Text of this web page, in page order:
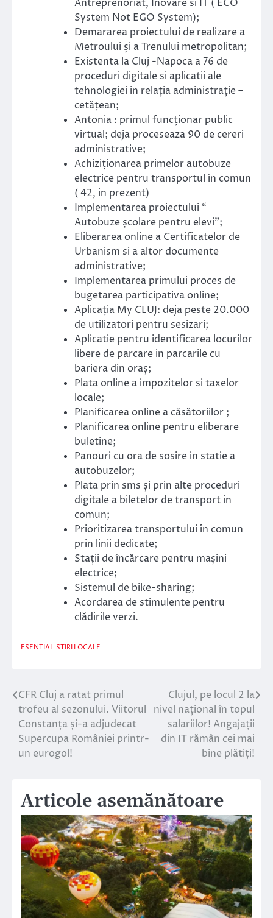
Antreprenoriat, Inovare si IT ( ECO
System Not EGO System);
Demararea proiectului de realizare a
Metroului și a Trenului metropolitan;
Existenta la Cluj -Napoca a 76 de
proceduri digitale si aplicatii ale
tehnologiei in relația administrație –
cetățean;
Antonia : primul funcționar public
virtual; deja proceseaza 90 de cereri
administrative;
Achiziționarea primelor autobuze
electrice pentru transportul în comun
( 42, in prezent)
Implementarea proiectului “
Autobuze școlare pentru elevi”;
Eliberarea online a Certificatelor de
Urbanism si a altor documente
administrative;
Implementarea primului proces de
bugetarea participativa online;
Aplicația My CLUJ: deja peste 20.000
de utilizatori pentru sesizari;
Aplicatie pentru identificarea locurilor
libere de parcare in parcarile cu
bariera din oraș;
Plata online a impozitelor si taxelor
locale;
Planificarea online a căsătoriilor ;
Planificarea online pentru eliberare
buletine;
Panouri cu ora de sosire in statie a
autobuzelor;
Plata prin sms și prin alte proceduri
digitale a biletelor de transport in
comun;
Prioritizarea transportului în comun
prin linii dedicate;
Stații de încărcare pentru mașini
electrice;
Sistemul de bike-sharing;
Acordarea de stimulente pentru
clădirile verzi.
ESENTIAL STIRI LOCALE
Navigare
în
articole
CFR Cluj a ratat primul
trofeu al sezonului. Viitorul
Constanța și-a adjudecat
Supercupa României printr-
un eurogol!
Clujul, pe locul 2 la
nivel național în topul
salariilor! Angajații
din IT rămân cei mai
bine plătiți!
Articole asemănătoare